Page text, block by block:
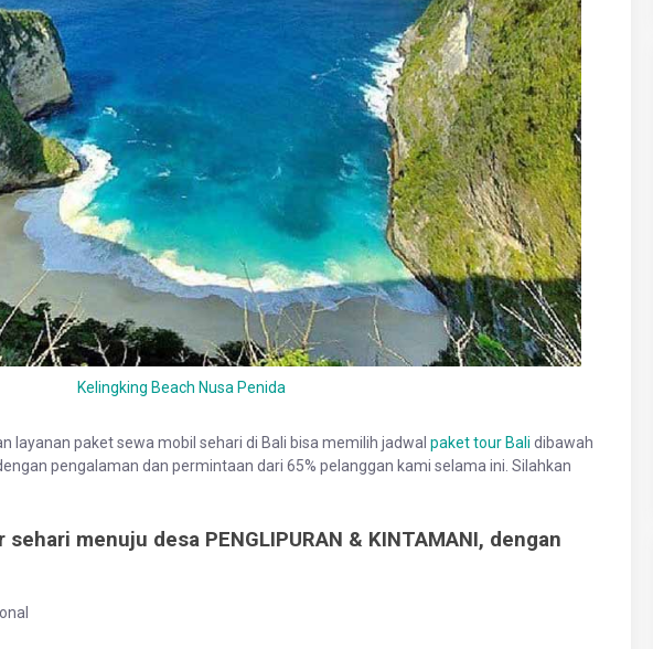
Kelingking Beach Nusa Penida
layanan paket sewa mobil sehari di Bali bisa memilih jadwal paket tour Bali dibawah
pengalaman dan permintaan dari 65% pelanggan kami selama ini. Silahkan
menuju desa PENGLIPURAN & KINTAMANI, dengan